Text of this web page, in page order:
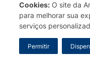
Cookies: O site da
para melhorar sua
serviços
Permitir
Termo de Uso
A Drogaria Araujo S/
marca. Para sua
Araujo S.A. Em caso